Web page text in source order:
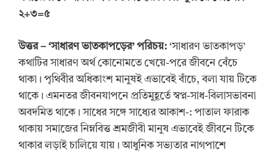
২+৩=৫
উত্তর– ‘সাধারণ ভাতকাপড়ের’ পরিচয়: ‘সাধারণ ভাতকাপড়’
কথাটির সাধারণ অর্থ কোনোমতে খেয়ে-পরে জীবনে বেঁচে
থাকা। পৃথিবীর অধিকাংশ মানুষই এভাবেই বাঁচে, বলা যায় টিকে
থাকে। এমনতর জীবনযাপনে প্রতিমুহূর্তে স্বপ্ন-সাধ-বিলাসভাবনা
অবদমিত থাকে। সাধের সঙ্গে সাধ্যের আকাশ-: পাতাল ফারাক
থাকায় সমাজের নিম্নবিত্ত শ্রমজীবী মানুষ এভাবেই জীবনে টিকে
থাকার লড়াই চালিয়ে যায়। আধুনিক সভ্যতার নাগপাশে